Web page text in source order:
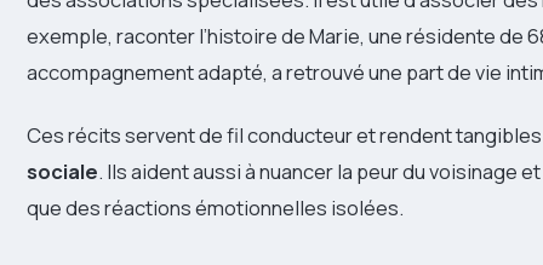
exemple, raconter l’histoire de Marie, une résidente de
accompagnement adapté, a retrouvé une part de vie
Ces récits servent de fil conducteur et rendent
sociale. Ils aident aussi à nuancer la peur du
que des réactions émotionnelles isolées.